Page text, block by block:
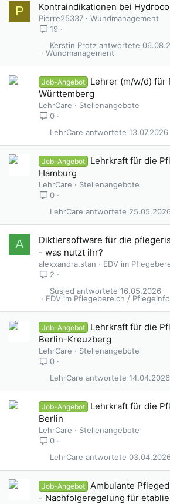
P Kontraindikationen bei
Pierre25337
Wundmanagement
19
Wundmanagement
Kerstin Protz
Job-Angebot
Lehrer (m/w/d) für
Württemberg
LehrCare
Stellenangebote
0
13.07.2026
LehrCare
Job-Angebot
Lehrkraft für die
Hamburg
LehrCare
Stellenangebote
0
LehrCare
A
Diktiersoftware für die
- was nutzt ihr?
alexxandra.stan
EDV im
2
EDV im Pflegebereich /
16.05.2026
Susjed
Job-Angebot
Lehrkraft für die
Berlin-Kreuzberg
LehrCare
Stellenangebote
0
14.04.2026
LehrCare
Job-Angebot
Lehrkraft für die
Berlin
LehrCare
Stellenangebote
0
LehrCare
Job-Angebot
Ambulante
- Nachfolgeregelung für